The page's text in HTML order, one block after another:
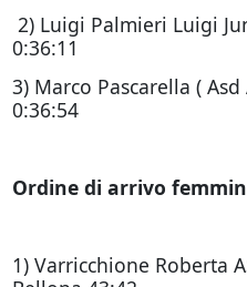
2) Luigi Palmieri Luigi
0:36:11
3) Marco Pascarella (
0:36:54
Ordine di arrivo
1) Varricchione Roberta